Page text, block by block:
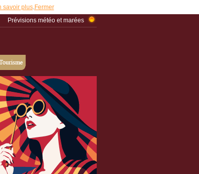
savoir plus. Fermer
Prévisions météo et marées